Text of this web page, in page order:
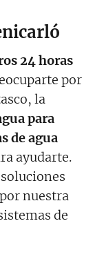
24 horas
por
la
para
de agua
ayudarte.
nuestra
de